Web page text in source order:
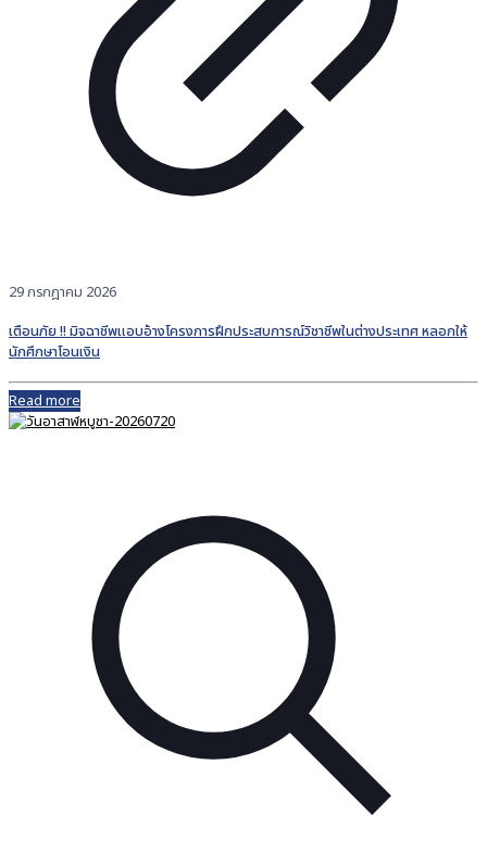
29 กรกฎาคม 2026
เตือนภัย !! มิจฉาชีพแอบอ้างโครงการฝึกประสบการณ์วิชาชีพในต่างประเทศ หลอกให้
นักศึกษาโอนเงิน
Read more